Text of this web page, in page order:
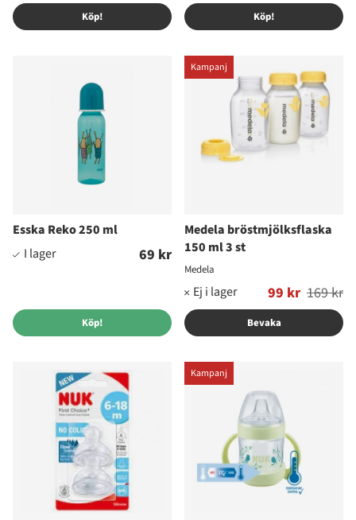
Köp! Köp!
Esska Reko 250 ml
69 kr
Köp!
Kampanj
Medela bröstmjölksflaska
150 ml 3 st
Medela
99 kr
Ordinarie pris: 169 kr
Bevaka
Kampanj